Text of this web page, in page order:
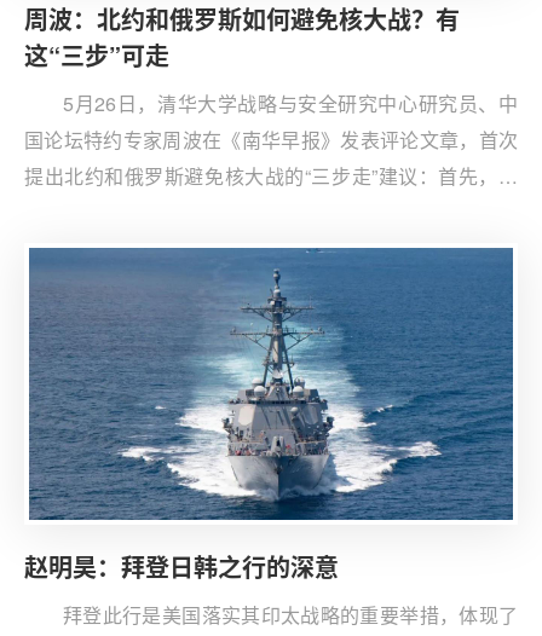
周波：北约和俄罗斯如何避免核大战？有
这“三步”可走
5月26日，清华大学战略与安全研究中心研究员、中
国论坛特约专家周波在《南华早报》发表评论文章，首次
提出北约和俄罗斯避免核大战的“三步走”建议：首先，北
应以“停止扩张”交换俄罗斯“不首先使用核武器”，第三步是
北约削减常规武器数量，换取俄罗斯削减核武数量。中国
论坛受权翻译，以飨读者。
赵明昊：拜登日韩之行的深意
拜登此行是美国落实其印太战略的重要举措，体现了